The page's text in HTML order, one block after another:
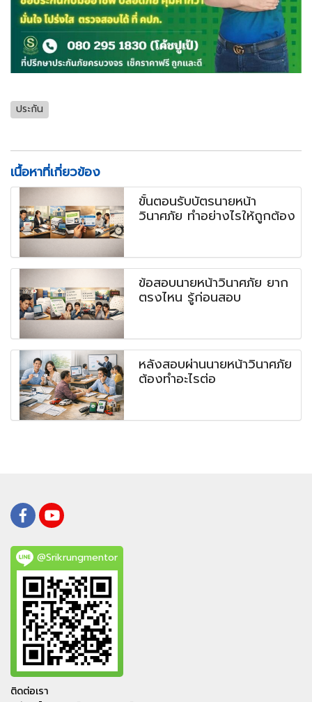
ประกัน
เนื้อหาที่เกี่ยวข้อง
ขั้นตอนรับบัตรนายหน้า
วินาศภัย ทำอย่างไรให้ถูกต้อง
ข้อสอบนายหน้าวินาศภัย ยาก
ตรงไหน รู้ก่อนสอบ
หลังสอบผ่านนายหน้าวินาศภัย
ต้องทำอะไรต่อ
@Srikrungmentor
ติดต่อเรา